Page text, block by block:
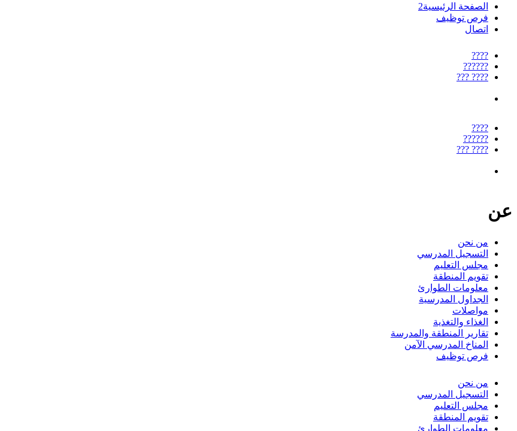
الصفحة الرئيسية2
فرص توظيف
اتصال
????
??????
???? ???
????
??????
???? ???
عن
من نحن
التسجيل المدرسي
مجلس التعليم
تقويم المنطقة
معلومات الطوارئ
الجداول المدرسية
مواصلات
الغذاء والتغذية
تقارير المنطقة والمدرسة
المناخ المدرسي الآمن
فرص توظيف
من نحن
التسجيل المدرسي
مجلس التعليم
تقويم المنطقة
معلومات الطوارئ